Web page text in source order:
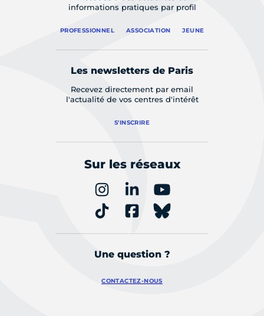
informations pratiques par profil
PROFESSIONNEL ASSOCIATION JEUNE
Les newsletters de Paris
Recevez directement par email
l'actualité de vos centres d'intérêt
S'INSCRIRE
Sur les réseaux
Une question ?
CONTACTEZ-NOUS